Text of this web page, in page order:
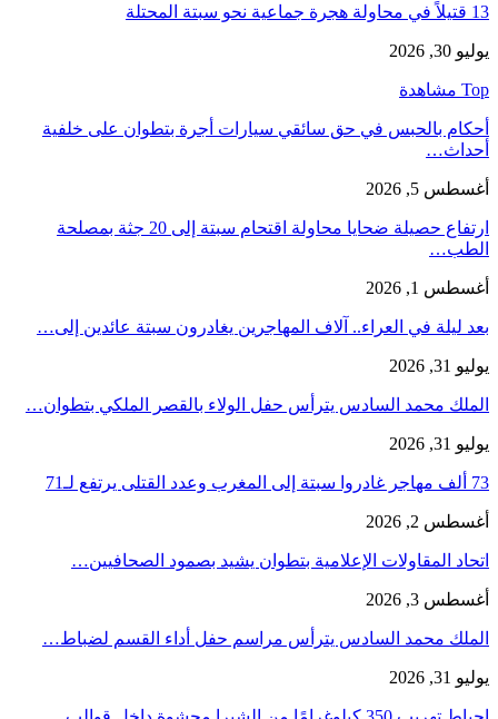
13 قتيلاً في محاولة هجرة جماعية نحو سبتة المحتلة
يوليو 30, 2026
Top مشاهدة
أحكام بالحبس في حق سائقي سيارات أجرة بتطوان على خلفية
أحداث…
أغسطس 5, 2026
ارتفاع حصيلة ضحايا محاولة اقتحام سبتة إلى 20 جثة بمصلحة
الطب…
أغسطس 1, 2026
بعد ليلة في العراء.. آلاف المهاجرين يغادرون سبتة عائدين إلى…
يوليو 31, 2026
الملك محمد السادس يترأس حفل الولاء بالقصر الملكي بتطوان…
يوليو 31, 2026
73 ألف مهاجر غادروا سبتة إلى المغرب وعدد القتلى يرتفع لـ71
أغسطس 2, 2026
اتحاد المقاولات الإعلامية بتطوان يشيد بصمود الصحافيين…
أغسطس 3, 2026
الملك محمد السادس يترأس مراسم حفل أداء القسم لضباط…
يوليو 31, 2026